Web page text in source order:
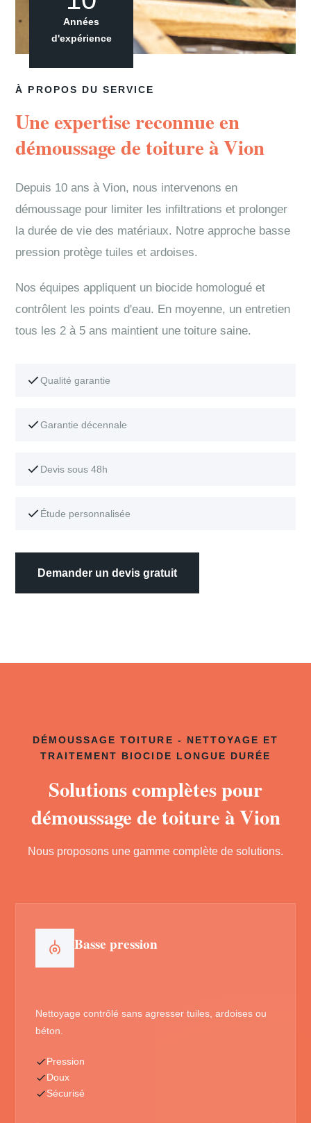
À PROPOS DU SERVICE
Une expertise reconnue en
démoussage de toiture à Vion
Depuis 10 ans à Vion, nous intervenons en
démoussage pour limiter les infiltrations et prolonger
la durée de vie des matériaux. Notre approche basse
pression protège tuiles et ardoises.
Nos équipes appliquent un biocide homologué et
contrôlent les points d'eau. En moyenne, un entretien
tous les 2 à 5 ans maintient une toiture saine.
Qualité garantie
Garantie décennale
Devis sous 48h
Étude personnalisée
Demander un devis gratuit
Années
d'expérience
DÉMOUSSAGE TOITURE - NETTOYAGE ET
TRAITEMENT BIOCIDE LONGUE DURÉE
Solutions complètes pour
démoussage de toiture à Vion
Nous proposons une gamme complète de solutions.
Basse pression
Nettoyage contrôlé sans agresser tuiles, ardoises ou
béton.
Pression
Doux
Sécurisé